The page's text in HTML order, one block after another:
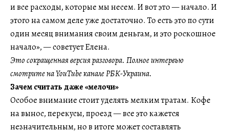
и все расходы, которые мы несем. И вот это — начало. И
этого на самом деле уже достаточно. То есть это по сути
один месяц внимания своим деньгам, и это роскошное
начало», — советует Елена.
Это сокращенная версия разговора. Полное интервью
смотрите на YouTube канале РБК-Украина.
Зачем считать даже «мелочи»
Особое внимание стоит уделять мелким тратам. Кофе
на вынос, перекусы, проезд — все это кажется
незначительным, но в итоге может составлять